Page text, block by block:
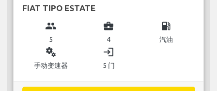
FIAT TIPO ESTATE
group
5
business_center
4
local_gas_station
汽油
miscellaneous_services
手动变速器
login
5 门